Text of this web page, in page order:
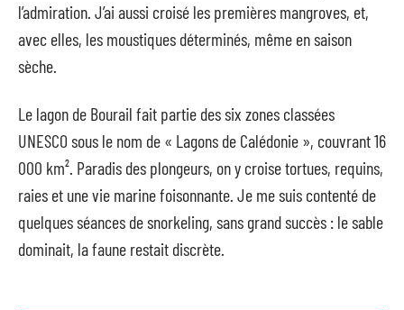
l’admiration. J’ai aussi croisé les premières mangroves, et,
avec elles, les moustiques déterminés, même en saison
sèche.
Le lagon de Bourail fait partie des six zones classées
UNESCO sous le nom de « Lagons de Calédonie », couvrant 16
000 km². Paradis des plongeurs, on y croise tortues, requins,
raies et une vie marine foisonnante. Je me suis contenté de
quelques séances de snorkeling, sans grand succès : le sable
dominait, la faune restait discrète.